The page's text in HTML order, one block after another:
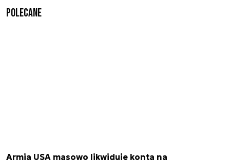
Polecane
Armia USA masowo likwiduje konta na